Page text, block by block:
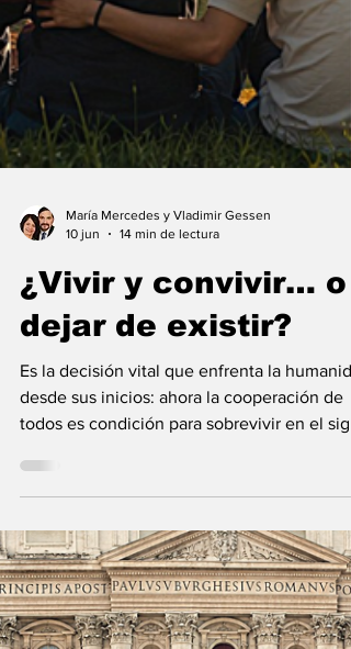
10 jun
14 min de lectura
¿Vivir y convivir… o
dejar de existir?
Es la decisión vital que enfrenta la
desde sus inicios: ahora la cooperación de
todos es condición para sobrevivir en el
21